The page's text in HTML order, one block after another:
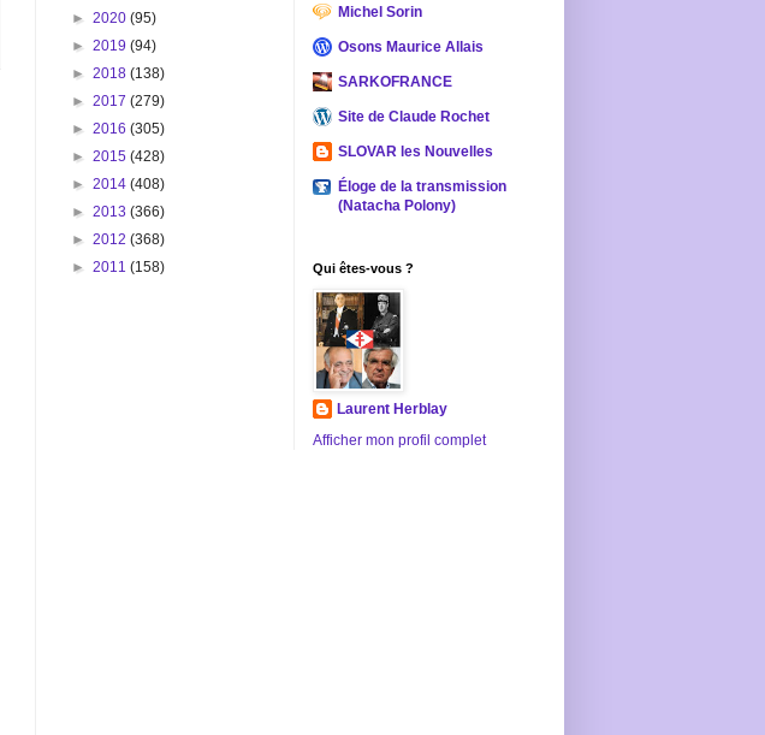
► 2020 (95)
► 2019 (94)
► 2018 (138)
► 2017 (279)
► 2016 (305)
► 2015 (428)
► 2014 (408)
► 2013 (366)
► 2012 (368)
► 2011 (158)
Michel Sorin
Osons Maurice Allais
SARKOFRANCE
Site de Claude Rochet
SLOVAR les Nouvelles
Éloge de la transmission
(Natacha Polony)
Qui êtes-vous ?
Laurent Herblay
Afficher mon profil complet